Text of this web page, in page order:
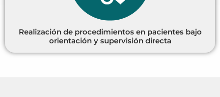
Realización de procedimientos en pacientes bajo
orientación y supervisión directa